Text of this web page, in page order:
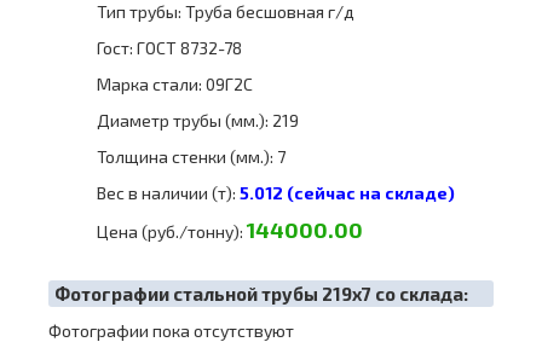
Тип трубы: Труба бесшовная г/д
Гост: ГОСТ 8732-78
Марка стали: 09Г2С
Диаметр трубы (мм.): 219
Толщина стенки (мм.): 7
Вес в наличии (т): 5.012 (сейчас на складе)
Цена (руб./тонну): 144000.00
Фотографии стальной трубы 219х7 со склада:
Фотографии пока отсутствуют